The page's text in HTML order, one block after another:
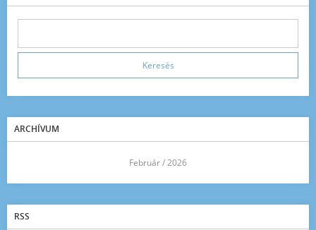
ARCHÍVUM
Február / 2026
RSS